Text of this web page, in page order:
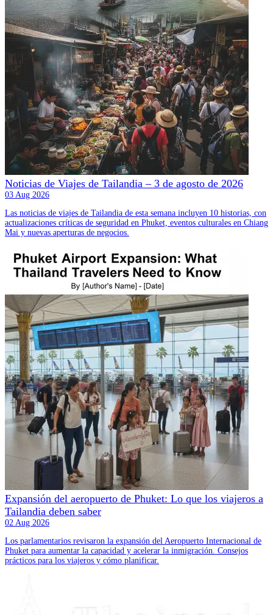
Noticias de Viajes de Tailandia – 3 de agosto de 2026
03 Aug 2026
Las noticias de viajes de Tailandia de esta semana incluyen 10 historias, con
actualizaciones críticas de seguridad en Phuket, eventos culturales en Chiang
Mai y nuevas aperturas de negocios.
Expansión del aeropuerto de Phuket: Lo que los viajeros a
Tailandia deben saber
02 Aug 2026
Los parlamentarios revisaron la expansión del Aeropuerto Internacional de
Phuket para aumentar la capacidad y acelerar la inmigración. Consejos
prácticos para los viajeros y cómo planificar.